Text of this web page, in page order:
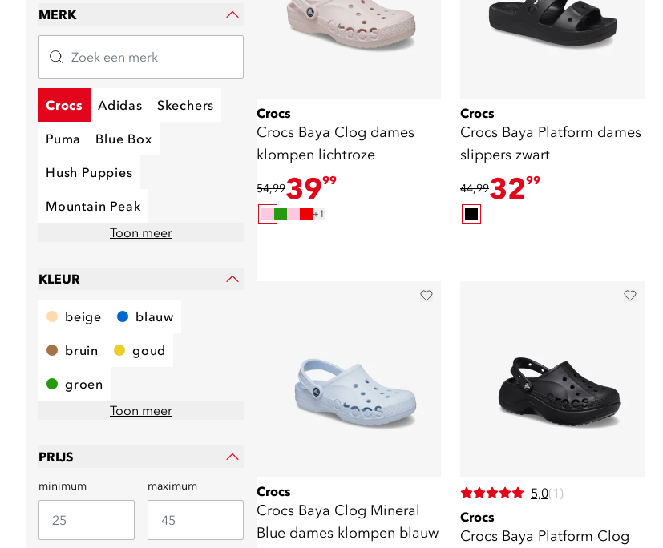
MERK
Crocs Adidas Skechers
Puma Blue Box
Hush Puppies
Mountain Peak
Toon meer
KLEUR
beige blauw
bruin goud
groen
Toon meer
PRIJS
minimum maximum
Crocs
Crocs Baya Clog dames
klompen lichtroze
54,993999
+1
Crocs
Crocs Baya Platform dames
slippers zwart
44,993299
Crocs
Crocs Baya Clog Mineral
Blue dames klompen blauw
5,0(1)
Crocs
Crocs Baya Platform Clog